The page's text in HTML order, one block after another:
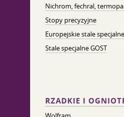
Nichrom, fechral,
Stopy precyzyjne
Europejskie stale specjalne
Stale specjalne GOST
RZADKIE I